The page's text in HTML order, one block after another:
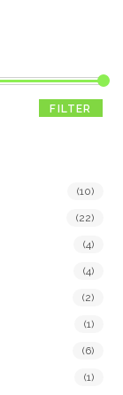
FILTER
(10)
(22)
(4)
(4)
(2)
(1)
(6)
(1)